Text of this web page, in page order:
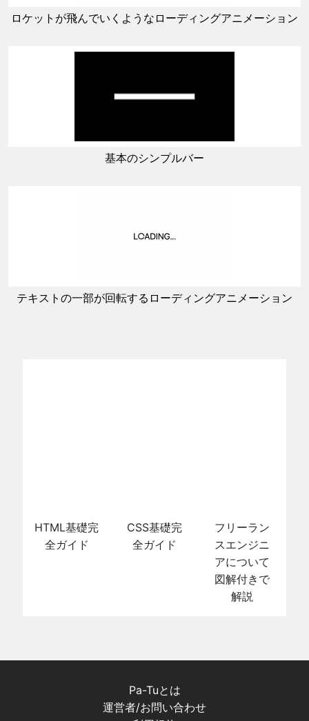
ロケットが飛んでいくようなローディングアニメーション
基本のシンプルバー
テキストの一部が回転するローディングアニメーション
HTML基礎完
全ガイド
CSS基礎完
全ガイド
フリーラン
スエンジニ
アについて
図解付きで
解説
Pa-Tuとは
運営者/お問い合わせ